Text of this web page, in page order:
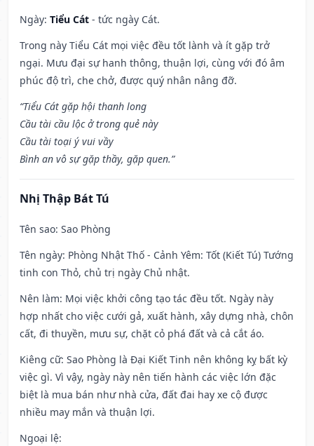
Ngày: Tiểu Cát - tức ngày Cát.
Trong này Tiểu Cát mọi việc đều tốt lành và ít gặp trở
ngại. Mưu đại sự hanh thông, thuận lợi, cùng với đó âm
phúc độ trì, che chở, được quý nhân nâng đỡ.
“Tiểu Cát gặp hội thanh long
Cầu tài cầu lộc ở trong quẻ này
Cầu tài toại ý vui vầy
Bình an vô sự gặp thầy, gặp quen.”
Nhị Thập Bát Tú
Tên sao: Sao Phòng
Tên ngày: Phòng Nhật Thố - Cảnh Yêm: Tốt (Kiết Tú) Tướng
tinh con Thỏ, chủ trị ngày Chủ nhật.
Nên làm: Mọi việc khởi công tạo tác đều tốt. Ngày này
hợp nhất cho việc cưới gả, xuất hành, xây dựng nhà, chôn
cất, đi thuyền, mưu sự, chặt cỏ phá đất và cả cắt áo.
Kiêng cữ: Sao Phòng là Đại Kiết Tinh nên không kỵ bất kỳ
việc gì. Vì vậy, ngày này nên tiến hành các việc lớn đặc
biệt là mua bán như nhà cửa, đất đai hay xe cộ được
nhiều may mắn và thuận lợi.
Ngoại lệ: